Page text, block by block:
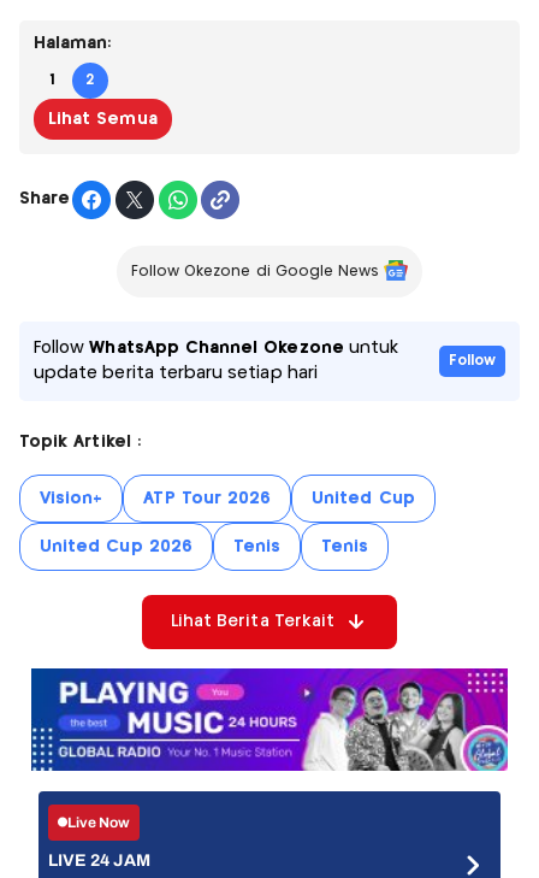
Halaman:
1 2
Lihat Semua
Share
Follow Okezone di Google News
FollowWhatsApp Channel Okezone untuk
update berita terbaru setiap hari
Follow
Topik Artikel :
Vision+ ATP Tour 2026 United Cup
United Cup 2026 Tenis Tenis
Lihat Berita Terkait
Live Now
LIVE 24 JAM